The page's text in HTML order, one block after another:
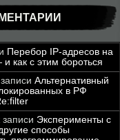
Перебор IP-адресов на
как с этим бороться
записи Альтернативный
в РФ
записи Эксперименты с
способы